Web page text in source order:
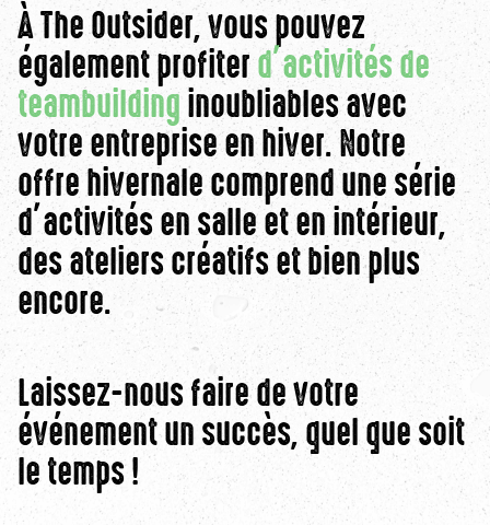
À The Outsider, vous pouvez
également profiterd’activités de
teambuildinginoubliables avec
votre entreprise en hiver. Notre
offre hivernale comprend une série
d’activités en salle et en intérieur,
des ateliers créatifs et bien plus
encore.
Laissez-nous faire de votre
événement un succès, quel que soit
le temps !